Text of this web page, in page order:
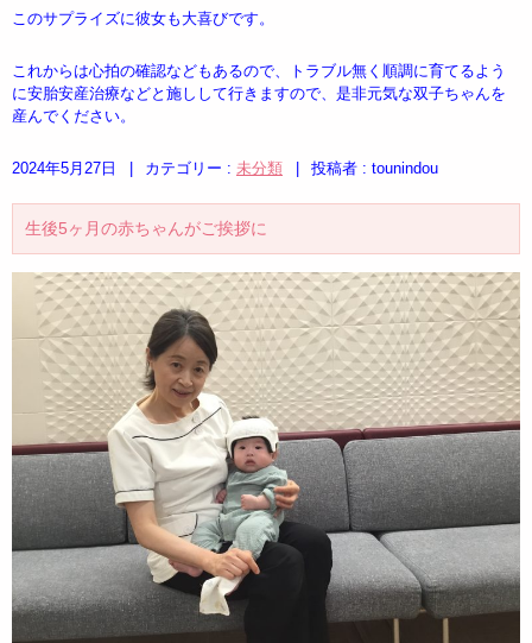
このサプライズに彼女も大喜びです。
これからは心拍の確認などもあるので、トラブル無く順調に育てるよう
に安胎安産治療などと施しして行きますので、是非元気な双子ちゃんを
産んでください。
2024年5月27日 カテゴリー : 未分類 投稿者 : tounindou
生後5ヶ月の赤ちゃんがご挨拶に